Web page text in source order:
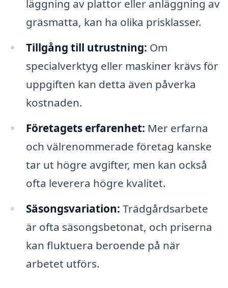
läggning av plattor eller anläggning av
gräsmatta, kan ha olika prisklasser.
Tillgång till utrustning: Om
specialverktyg eller maskiner krävs för
uppgiften kan detta även påverka
kostnaden.
Företagets erfarenhet: Mer erfarna
och välrenommerade företag kanske
tar ut högre avgifter, men kan också
ofta leverera högre kvalitet.
Säsongsvariation: Trädgårdsarbete
är ofta säsongsbetonat, och priserna
kan fluktuera beroende på när
arbetet utförs.